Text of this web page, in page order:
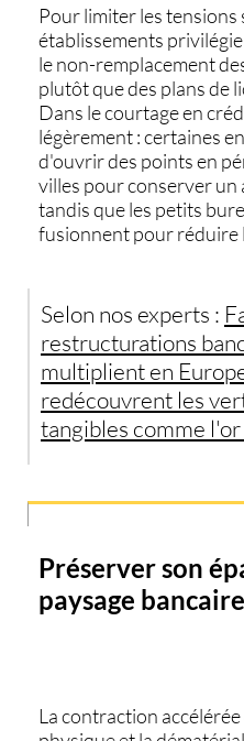
Pour limiter les tensions
établissements
le non-remplacement
plutôt que des plans de
Dans le courtage en
légèrement : certaines
d'ouvrir des points en
villes pour conserver un
tandis que les petits
fusionnent pour réduire
Selon nos experts :
restructurations
multiplient en
redécouvrent les
tangibles comme
Préserver son
paysage
La contraction